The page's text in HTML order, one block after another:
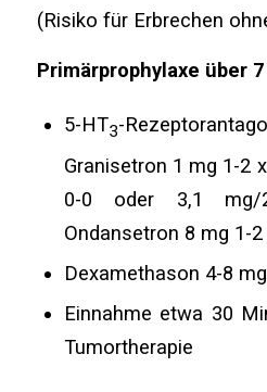
(Risiko für Erbrechen
Primärprophylaxe über
5-HT3-
Granisetron 1 mg 1-2
0-0 oder 3,1 mg/
Ondansetron 8 mg 1-
Dexamethason 4-8
Einnahme etwa 30
Tumortherapie